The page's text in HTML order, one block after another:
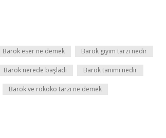
Barok eser ne demek Barok giyim tarzı nedir
Barok nerede başladı Barok tanımı nedir
Barok ve rokoko tarzı ne demek